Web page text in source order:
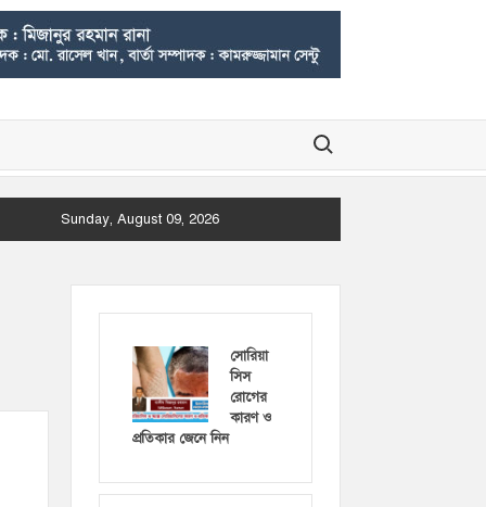
Search for:
Sunday, August 09, 2026
সোরিয়া
সিস
রোগের
কারণ ও
প্রতিকার জেনে নিন